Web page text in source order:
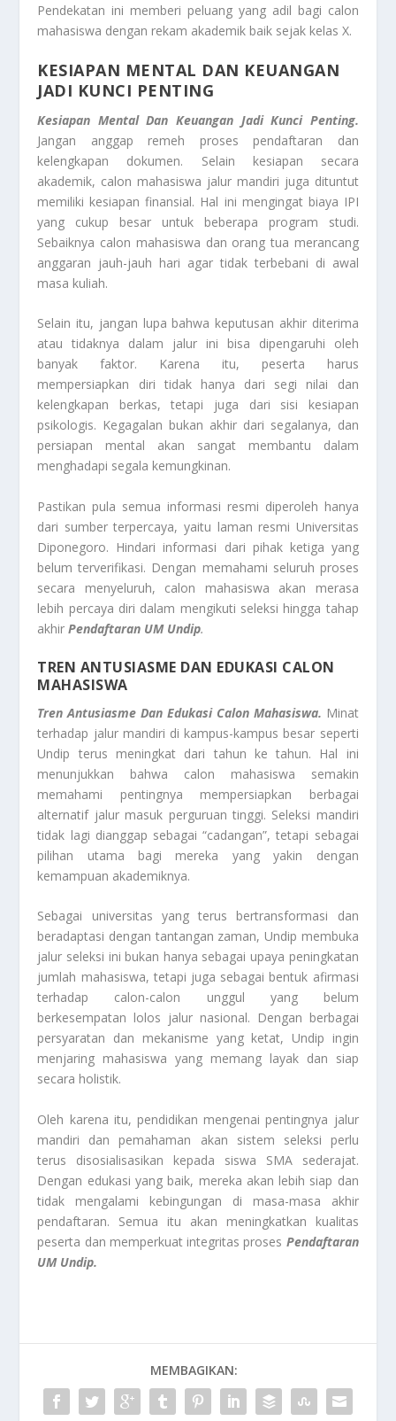
Pendekatan ini memberi peluang yang adil bagi calon
mahasiswa dengan rekam akademik baik sejak kelas X.
KESIAPAN MENTAL DAN KEUANGAN
JADI KUNCI PENTING
Kesiapan Mental Dan Keuangan Jadi Kunci Penting.
Jangan anggap remeh proses pendaftaran dan
kelengkapan dokumen. Selain kesiapan secara
akademik, calon mahasiswa jalur mandiri juga dituntut
memiliki kesiapan finansial. Hal ini mengingat biaya IPI
yang cukup besar untuk beberapa program studi.
Sebaiknya calon mahasiswa dan orang tua merancang
anggaran jauh-jauh hari agar tidak terbebani di awal
masa kuliah.
Selain itu, jangan lupa bahwa keputusan akhir diterima
atau tidaknya dalam jalur ini bisa dipengaruhi oleh
banyak faktor. Karena itu, peserta harus
mempersiapkan diri tidak hanya dari segi nilai dan
kelengkapan berkas, tetapi juga dari sisi kesiapan
psikologis. Kegagalan bukan akhir dari segalanya, dan
persiapan mental akan sangat membantu dalam
menghadapi segala kemungkinan.
Pastikan pula semua informasi resmi diperoleh hanya
dari sumber terpercaya, yaitu laman resmi Universitas
Diponegoro. Hindari informasi dari pihak ketiga yang
belum terverifikasi. Dengan memahami seluruh proses
secara menyeluruh, calon mahasiswa akan merasa
lebih percaya diri dalam mengikuti seleksi hingga tahap
akhirPendaftaran UM Undip.
TREN ANTUSIASME DAN EDUKASI CALON
MAHASISWA
Tren Antusiasme Dan Edukasi Calon Mahasiswa. Minat
terhadap jalur mandiri di kampus-kampus besar seperti
Undip terus meningkat dari tahun ke tahun. Hal ini
menunjukkan bahwa calon mahasiswa semakin
memahami pentingnya mempersiapkan berbagai
alternatif jalur masuk perguruan tinggi. Seleksi mandiri
tidak lagi dianggap sebagai “cadangan”, tetapi sebagai
pilihan utama bagi mereka yang yakin dengan
kemampuan akademiknya.
Sebagai universitas yang terus bertransformasi dan
beradaptasi dengan tantangan zaman, Undip membuka
jalur seleksi ini bukan hanya sebagai upaya peningkatan
jumlah mahasiswa, tetapi juga sebagai bentuk afirmasi
terhadap calon-calon unggul yang belum
berkesempatan lolos jalur nasional. Dengan berbagai
persyaratan dan mekanisme yang ketat, Undip ingin
menjaring mahasiswa yang memang layak dan siap
secara holistik.
Oleh karena itu, pendidikan mengenai pentingnya jalur
mandiri dan pemahaman akan sistem seleksi perlu
terus disosialisasikan kepada siswa SMA sederajat.
Dengan edukasi yang baik, mereka akan lebih siap dan
tidak mengalami kebingungan di masa-masa akhir
pendaftaran. Semua itu akan meningkatkan kualitas
peserta dan memperkuat integritas proses Pendaftaran
UM Undip.
MEMBAGIKAN: